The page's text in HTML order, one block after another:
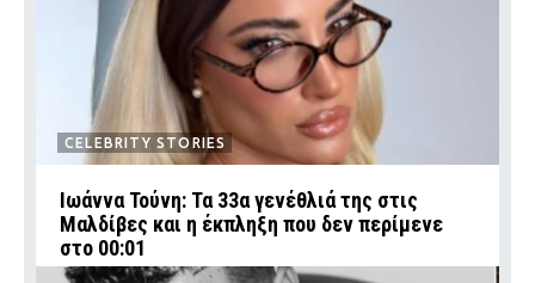
CELEBRITY STORIES
Ιωάννα Τούνη: Τα 33α γενέθλιά της στις
Μαλδίβες και η έκπληξη που δεν περίμενε
στο 00:01